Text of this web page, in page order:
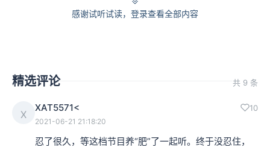
发起的超现实主义运动。
超现实主义是普吕东亲手缔造的，他是超现实主义的“教
感谢试听试读，登录查看全部内容
精选评论 共 9 条
X
XAT5571< 10
2021-06-21 21:18:20
忍了很久，等这档节目养“肥”了一起听。终于没忍住，